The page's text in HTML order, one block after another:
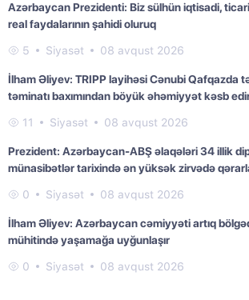
Azərbaycan Prezidenti: Biz sülhün iqtisadi,
real faydalarının şahidi oluruq
5 Siyasət 08 avqust 2026
İlham Əliyev: TRIPP layihəsi Cənubi Qafqazda
təminatı baxımından böyük əhəmiyyət kəsb
11 Siyasət 08 avqust 2026
Prezident: Azərbaycan-ABŞ əlaqələri 34 illik
münasibətlər tarixində ən yüksək zirvədə
0 Siyasət 08 avqust 2026
İlham Əliyev: Azərbaycan cəmiyyəti artıq
mühitində yaşamağa uyğunlaşır
0 Siyasət 08 avqust 2026